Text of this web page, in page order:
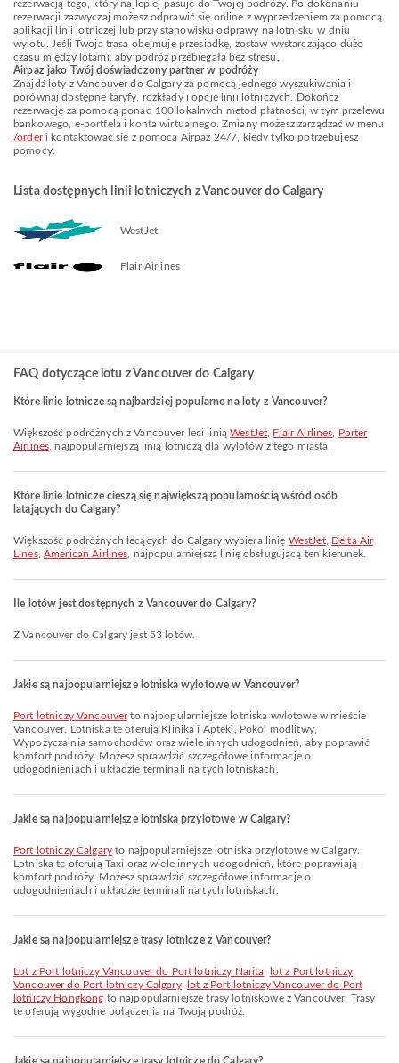
rezerwacją tego, który najlepiej pasuje do Twojej podróży. Po dokonaniu
rezerwacji zazwyczaj możesz odprawić się online z wyprzedzeniem za pomocą
aplikacji linii lotniczej lub przy stanowisku odprawy na lotnisku w dniu
wylotu. Jeśli Twoja trasa obejmuje przesiadkę, zostaw wystarczająco dużo
czasu między lotami, aby podróż przebiegała bez stresu.
Airpaz jako Twój doświadczony partner w podróży
Znajdź loty z Vancouver do Calgary za pomocą jednego wyszukiwania i
porównaj dostępne taryfy, rozkłady i opcje linii lotniczych. Dokończ
rezerwację za pomocą ponad 100 lokalnych metod płatności, w tym przelewu
bankowego, e-portfela i konta wirtualnego. Zmiany możesz zarządzać w menu
/orderi kontaktować się z pomocą Airpaz 24/7, kiedy tylko potrzebujesz
pomocy.
Lista dostępnych linii lotniczych z Vancouver do Calgary
WestJet
Flair Airlines
FAQ dotyczące lotu z Vancouver do Calgary
Które linie lotnicze są najbardziej popularne na loty z Vancouver?
Większość podróżnych z Vancouver leci liniąWestJet Flair Airlines
Porter
Airlines , najpopularniejszą linią lotniczą dla wylotów z tego miasta.
Które linie lotnicze cieszą się największą popularnością wśród osób
latających do Calgary?
Większość podróżnych lecących do Calgary wybiera linię WestJet, Delta Air
Lines, American Airlines , najpopularniejszą linię obsługującą ten kierunek.
Ile lotów jest dostępnych z Vancouver do Calgary?
Z Vancouver do Calgary jest 53 lotów.
Jakie są najpopularniejsze lotniska wylotowe w Vancouver?
Port lotniczy Vancouverto najpopularniejsze lotniska wylotowe w mieście
Vancouver. Lotniska te oferują Klinika i Apteki, Pokój modlitwy,
Wypożyczalnia samochodów oraz wiele innych udogodnień, aby poprawić
komfort podróży. Możesz sprawdzić szczegółowe informacje o
udogodnieniach i układzie terminali na tych lotniskach.
Jakie są najpopularniejsze lotniska przylotowe w Calgary?
Port lotniczy Calgaryto najpopularniejsze lotniska przylotowe w Calgary.
Lotniska te oferują Taxi oraz wiele innych udogodnień, które poprawiają
komfort podróży. Możesz sprawdzić szczegółowe informacje o
udogodnieniach i układzie terminali na tych lotniskach.
Jakie są najpopularniejsze trasy lotnicze z Vancouver?
lot z Port lotniczy Vancouver do Port lotniczy Narita
lot z Port lotniczy
Vancouver do Port lotniczy Calgary,
lot z Port lotniczy Vancouver do Port
lotniczy Hongkong to najpopularniejsze trasy lotniskowe z Vancouver. Trasy
te oferują wygodne połączenia na Twoją podróż.